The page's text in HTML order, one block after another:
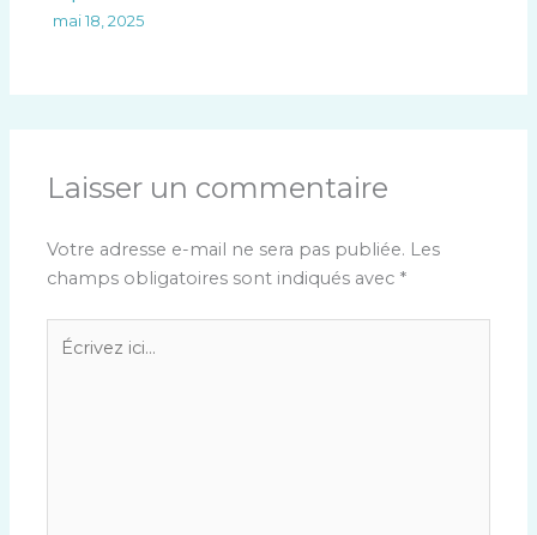
mai 18, 2025
Laisser un commentaire
Votre adresse e-mail ne sera pas publiée. Les
champs obligatoires sont indiqués avec *
Écrivez
ici…